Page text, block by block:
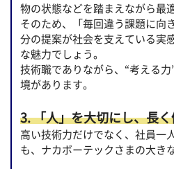
物の状態などを踏まえながら最
そのため、「毎回違う課題に向
分の提案が社会を支えている実
な魅力でしょう。
技術職でありながら、“考える
境があります。
3. 「人」を大切にし、長
高い技術力だけでなく、社員一
も、ナカボーテックさまの大き